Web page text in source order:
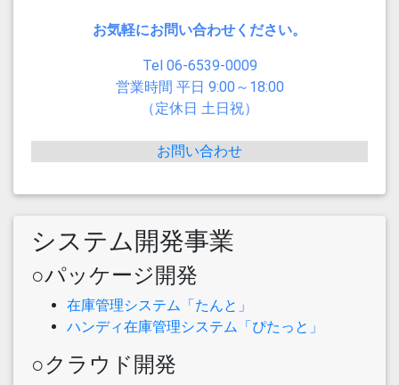
お気軽にお問い合わせください。
Tel 06-6539-0009
営業時間 平日 9:00～18:00
（定休日 土日祝）
お問い合わせ
システム開発事業
○パッケージ開発
在庫管理システム「たんと」
ハンディ在庫管理システム「ぴたっと」
○クラウド開発